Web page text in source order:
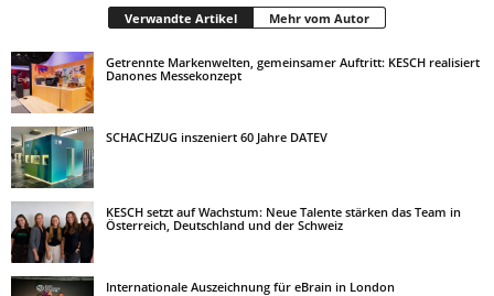
Verwandte Artikel Mehr vom Autor
Getrennte Markenwelten, gemeinsamer Auftritt: KESCH realisiert
Danones Messekonzept
SCHACHZUG inszeniert 60 Jahre DATEV
KESCH setzt auf Wachstum: Neue Talente stärken das Team in
Österreich, Deutschland und der Schweiz
Internationale Auszeichnung für eBrain in London